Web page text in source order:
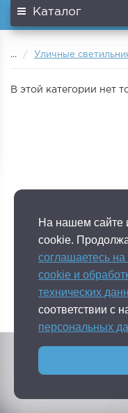
Каталог
... Уличные
В этой категории нет
Публичная оферта
На нашем сайте
cookie.
соглашаетесь
cookie и
технических
соответствии с
персональных